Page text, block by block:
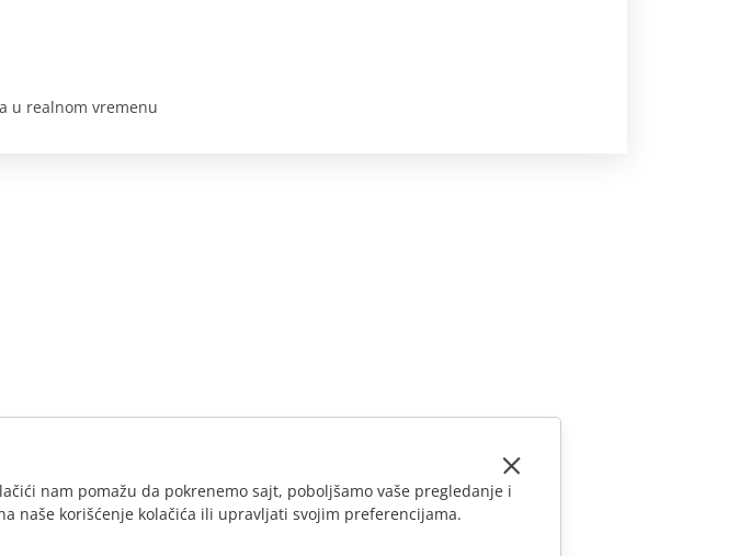
u realnom vremenu
nam pomažu da pokrenemo sajt, poboljšamo vaše pregledanje i
naše korišćenje kolačića ili upravljati svojim preferencijama.